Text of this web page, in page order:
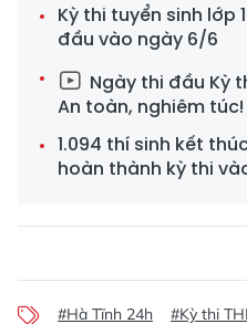
Kỳ thi tuyển sinh lớp
đầu vào ngày 6/6
Ngày thi đầu Kỳ
An toàn, nghiêm túc!
1.094 thí sinh kết
hoàn thành kỳ thi
#Hà Tĩnh 24h #Kỳ thi